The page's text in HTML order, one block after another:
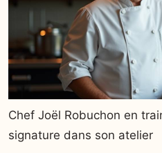
Chef Joël Robuchon en
signature dans son atelier